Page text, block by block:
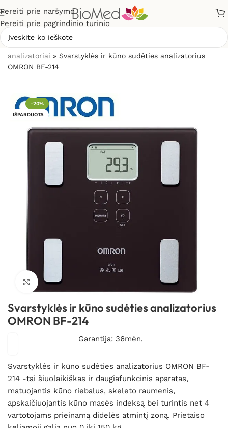
Pereiti prie naršymo
Pereiti prie pagrindinio turinio
analizatoriai » Svarstyklės ir kūno sudėties analizatorius
OMRON BF-214
-20%
IŠPARDUOTA
Spustelėkite, kad padidintumėte
Svarstyklės ir kūno sudėties analizatorius
OMRON BF-214
Garantija: 36mėn.
Svarstyklės ir kūno sudėties analizatorius OMRON BF-
214 -tai šiuolaikiškas ir daugiafunkcinis aparatas,
matuojantis kūno riebalus, skeleto raumenis,
apskaičiuojantis kūno masės indeksą bei turintis net 4
vartotojams prieinamą didelės atmintį zoną. Prietaiso